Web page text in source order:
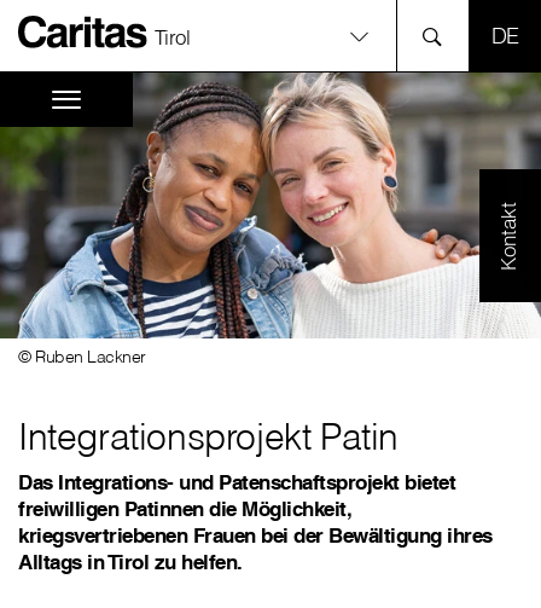
Tirol
Kontakt
© Ruben Lackner
Integrationsprojekt Patin
Das Integrations- und Patenschaftsprojekt bietet
freiwilligen Patinnen die Möglichkeit,
kriegsvertriebenen Frauen bei der Bewältigung ihres
Alltags in Tirol zu helfen.